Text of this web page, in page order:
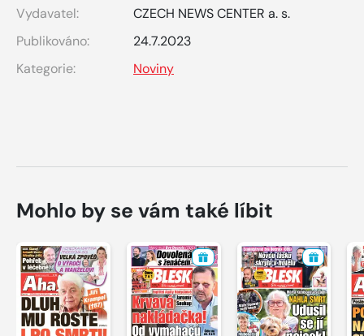
Vydavatel:
CZECH NEWS CENTER a. s.
Publikováno:
24.7.2023
Kategorie:
Noviny
Mohlo by se vám také líbit